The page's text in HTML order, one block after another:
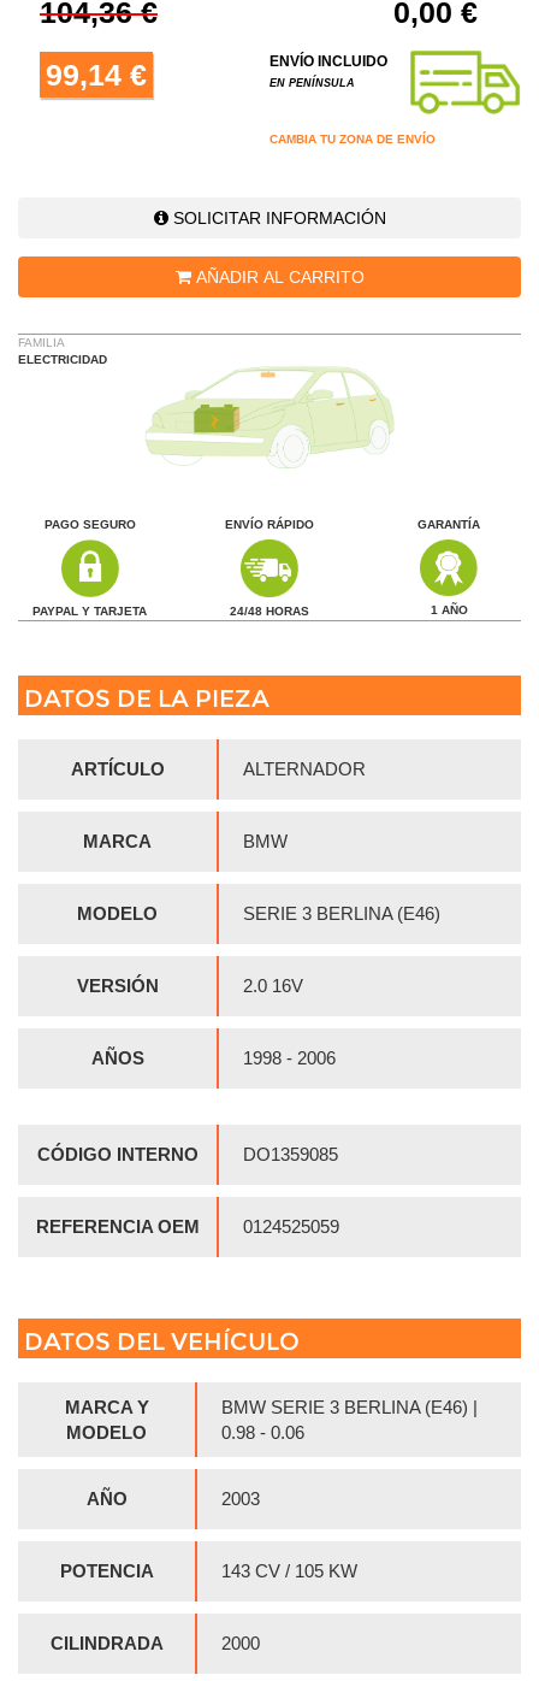
104,36 €
99,14 €
0,00 €
ENVÍO INCLUIDO
EN PENÍNSULA
CAMBIA TU ZONA DE ENVÍO
SOLICITAR INFORMACIÓN
AÑADIR AL CARRITO
FAMILIA
ELECTRICIDAD
PAGO SEGURO
PAYPAL Y TARJETA
ENVÍO RÁPIDO
24/48 HORAS
GARANTÍA
1 AÑO
DATOS DE LA PIEZA
ARTÍCULO ALTERNADOR
MARCA BMW
MODELO SERIE 3 BERLINA (E46)
VERSIÓN 2.0 16V
AÑOS 1998 - 2006
CÓDIGO INTERNO DO1359085
REFERENCIA OEM 0124525059
DATOS DEL VEHÍCULO
MARCA Y
MODELO
BMW SERIE 3 BERLINA (E46) |
0.98 - 0.06
AÑO 2003
POTENCIA 143 CV / 105 KW
CILINDRADA 2000